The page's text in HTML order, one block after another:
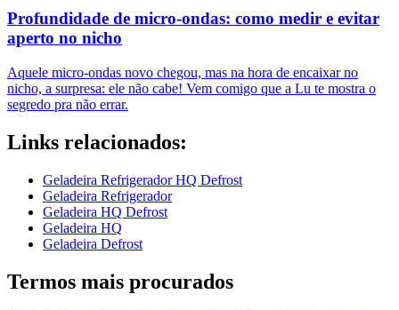
Profundidade de micro-ondas: como medir e evitar
aperto no nicho
Aquele micro-ondas novo chegou, mas na hora de encaixar no
nicho, a surpresa: ele não cabe! Vem comigo que a Lu te mostra o
segredo pra não errar.
Links relacionados:
Geladeira Refrigerador HQ Defrost
Geladeira Refrigerador
Geladeira HQ Defrost
Geladeira HQ
Geladeira Defrost
Termos mais procurados